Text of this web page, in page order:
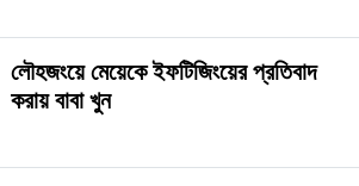
লৌহজংয়ে মেয়েকে ইফটিজিংয়ের প্রতিবাদ
করায় বাবা খুন